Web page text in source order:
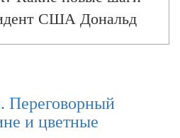
операция США
турне
США Дональд
украинского
знаем о новом
"Эскалация
на радио Sputnik.
Переговорный
и цветные